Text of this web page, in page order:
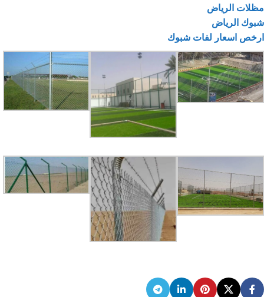
مظلات الرياض
شبوك الرياض
ارخص اسعار لفات شبوك